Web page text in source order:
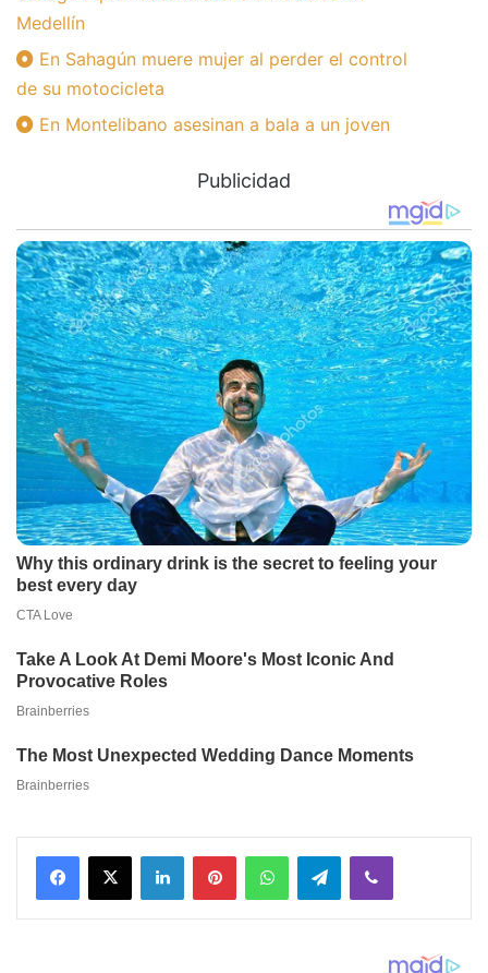
Medellín
En Sahagún muere mujer al perder el control
de su motocicleta
En Montelibano asesinan a bala a un joven
Publicidad
Facebook
X LinkedInPinterestWhatsAppTelegramViber